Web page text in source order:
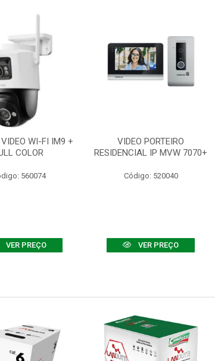
WI-FI IM9 +
COLOR
560074
VER PREÇO
VIDEO PORTEIRO
RESIDENCIAL IP MVW 7070+
Código: 520040
VER PREÇO